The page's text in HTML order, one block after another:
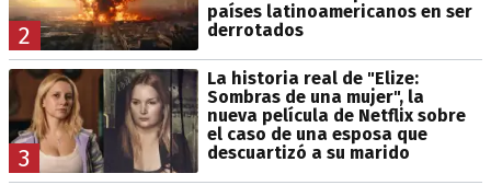
2
países latinoamericanos en ser
derrotados
3
La historia real de "Elize:
Sombras de una mujer", la
nueva película de Netflix sobre
el caso de una esposa que
descuartizó a su marido